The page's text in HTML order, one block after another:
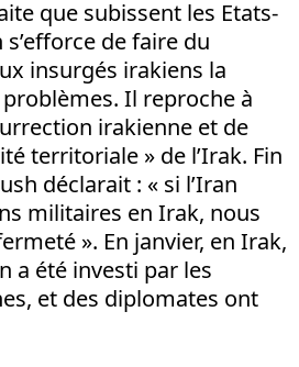
que subissent les Etats-
de faire du
insurgés irakiens la
Il reproche à
irakienne et de
territoriale » de l’Irak. Fin
déclarait : « si l’Iran
militaires en Irak, nous
». En janvier, en Irak,
a été investi par les
et des diplomates ont